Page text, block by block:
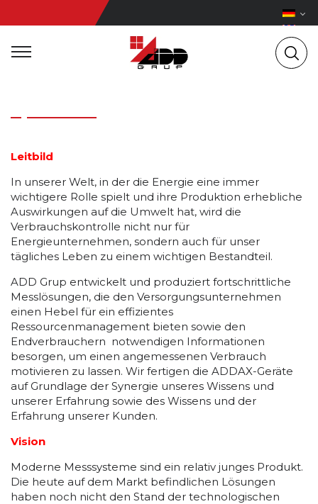
Leitbild
In unserer Welt, in der die Energie eine immer
wichtigere Rolle spielt und ihre Produktion erhebliche
Auswirkungen auf die Umwelt hat, wird die
Verbrauchskontrolle nicht nur für
Energieunternehmen, sondern auch für unser
tägliches Leben zu einem wichtigen Bestandteil.
ADD Grup entwickelt und produziert fortschrittliche
Messlösungen, die den Versorgungsunternehmen
einen Hebel für ein effizientes
Ressourcenmanagement bieten sowie den
Endverbrauchern notwendigen Informationen
besorgen, um einen angemessenen Verbrauch
motivieren zu lassen. Wir fertigen die ADDAX-Geräte
auf Grundlage der Synergie unseres Wissens und
unserer Erfahrung sowie des Wissens und der
Erfahrung unserer Kunden.
Vision
Moderne Messsysteme sind ein relativ junges Produkt.
Die heute auf dem Markt befindlichen Lösungen
haben noch nicht den Stand der technologischen